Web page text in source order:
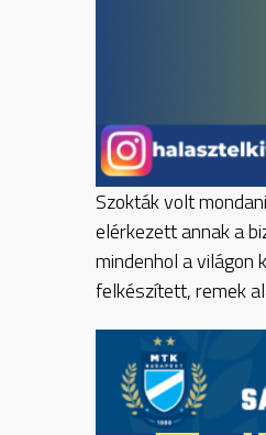
Szokták volt
elérkezett annak a
mindenhol a világon
felkészített, remek